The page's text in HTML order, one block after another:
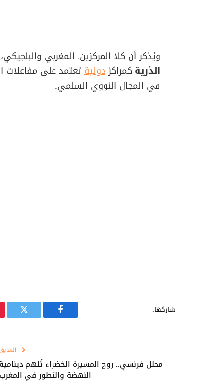
ويُذكر أن كلا المركزين، المغربي والبلجيكي،
الذرية كمراكزدوليةتعتمد على مفاعلات
في المجال النووي السلمي.
شاركها.
فيسبوك تويتر
السابق
محلل فرنسي.. روح المسيرة الخضراء تُلهم دينامية
النهضة والتطور في المغرب